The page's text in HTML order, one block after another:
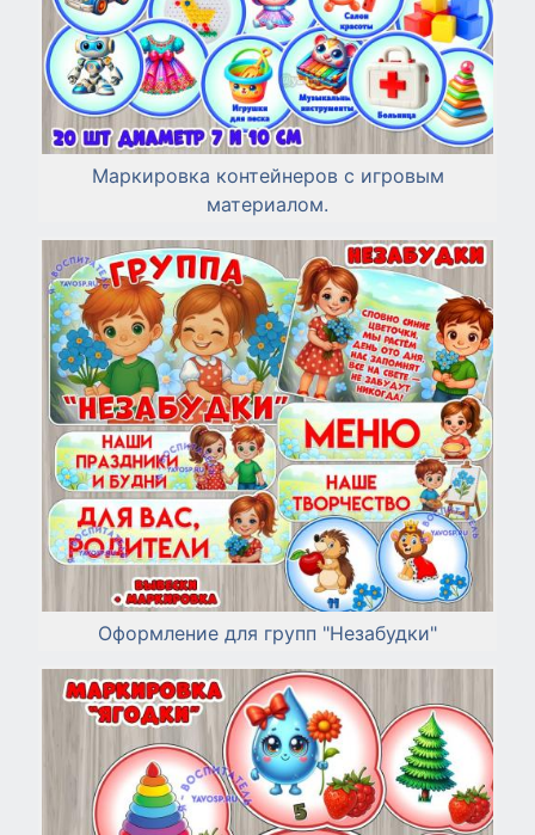
Маркировка контейнеров с игровым
материалом.
Оформление для групп "Незабудки"